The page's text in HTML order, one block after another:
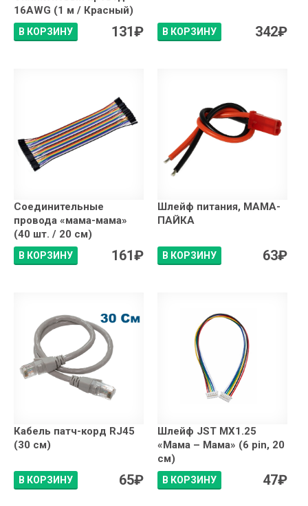
16AWG (1 м / Красный)
В КОРЗИНУ 131₽ В КОРЗИНУ 342₽
Соединительные
провода «мама-мама»
(40 шт. / 20 см)
В КОРЗИНУ 161₽
Шлейф питания, МАМА-
ПАЙКА
В КОРЗИНУ 63₽
Кабель патч-корд RJ45
(30 см)
В КОРЗИНУ 65₽
Шлейф JST MX1.25
«Мама – Мама» (6 pin, 20
см)
В КОРЗИНУ 47₽